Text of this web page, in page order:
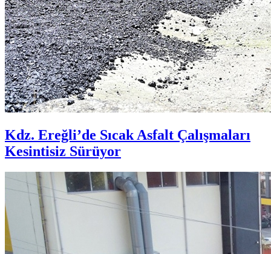
Kdz. Ereğli’de Sıcak Asfalt Çalışmaları
Kesintisiz Sürüyor